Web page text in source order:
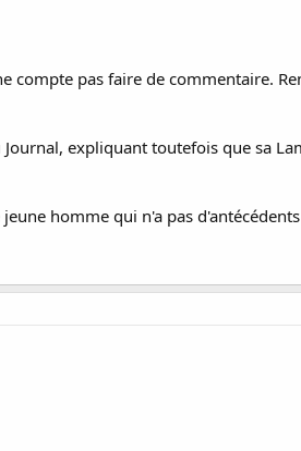
compte pas faire de commentaire.
expliquant toutefois que sa
homme qui n'a pas